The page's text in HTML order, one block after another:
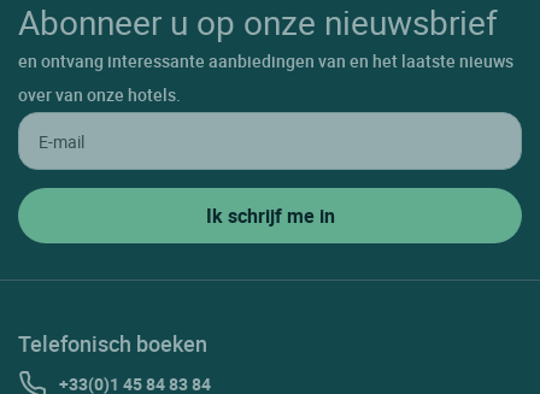
Abonneer u op onze nieuwsbrief
en ontvang interessante aanbiedingen van en het laatste nieuws
over van onze hotels.
Telefonisch boeken
+33(0)1 45 84 83 84